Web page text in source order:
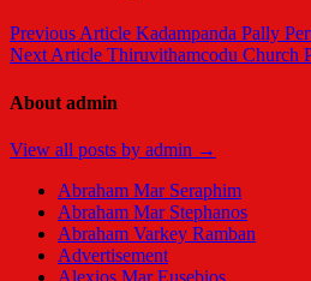
Previous Article Kadampanda Pally
Next Article Thiruvithamcodu Church
About admin
View all posts by admin →
Abraham Mar Seraphim
Abraham Mar Stephanos
Abraham Varkey Ramban
Advertisement
Alexios Mar Eusebios